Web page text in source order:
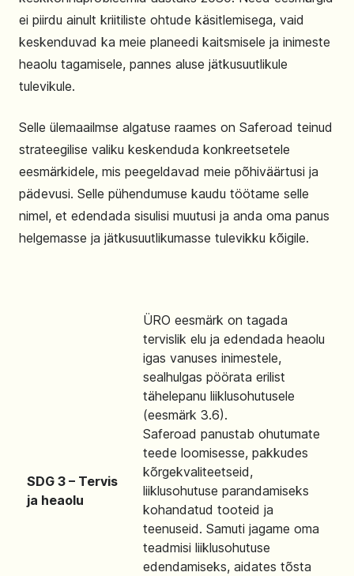
ei piirdu ainult kriitiliste ohtude käsitlemisega, vaid
keskenduvad ka meie planeedi kaitsmisele ja inimeste
heaolu tagamisele, pannes aluse jätkusuutlikule
tulevikule.
Selle ülemaailmse algatuse raames on Saferoad teinud
strateegilise valiku keskenduda konkreetsetele
eesmärkidele, mis peegeldavad meie põhiväärtusi ja
pädevusi. Selle pühendumuse kaudu töötame selle
nimel, et edendada sisulisi muutusi ja anda oma panus
helgemasse ja jätkusuutlikumasse tulevikku kõigile.
SDG 3 – Tervis
ja heaolu
ÜRO eesmärk on tagada
tervislik elu ja edendada heaolu
igas vanuses inimestele,
sealhulgas pöörata erilist
tähelepanu liiklusohutusele
(eesmärk 3.6).
Saferoad panustab ohutumate
teede loomisesse, pakkudes
kõrgekvaliteetseid,
liiklusohutuse parandamiseks
kohandatud tooteid ja
teenuseid. Samuti jagame oma
teadmisi liiklusohutuse
edendamiseks, aidates tõsta